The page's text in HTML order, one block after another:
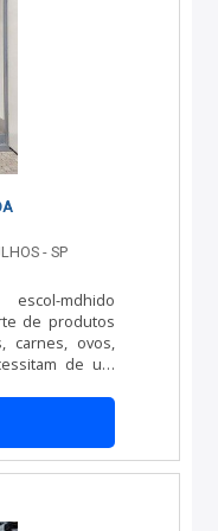
seriedade e
clientes de
atividades;
no setor. Tudo
de isopainel
se descartar
serviços com
simples, mas
com
Frigorífica é
de câmaras
dos
de melhor no
e reforma de
que a
de câmaras
com ótima
conta com
empresa que
- SP
mdhido
de produtos
carnes, ovos,
de um
do que os
grupos.
um bom baú
da carga;